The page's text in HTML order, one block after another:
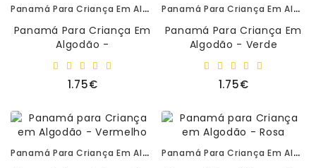
-
T-
–
Aventais
Livros
Panamá Para Criança Em Algodão - Laranja
Panamá Para Criança Em
Algodão -
Ø 54 Cm Panamá Para
Criança De Algo..
1.75€
Panamá Para Criança Em Algodão - Verde Claro
Panamá Para Criança Em
Algodão - Verde
54 Cm Panamá Para
Criança De Algodã..
1.75€
Panamá Para Criança Em Algodão - Vermelho
Panamá Para Criança Em Algodão - Rosa